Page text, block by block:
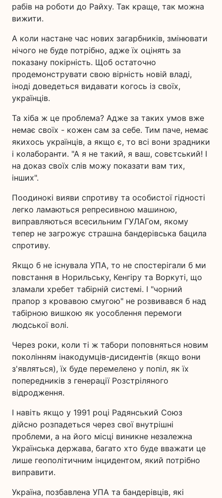
рабів на роботи до Райху. Так краще, так можна
вижити.
А коли настане час нових загарбників, змінювати
нічого не буде потрібно, адже їх оцінять за
показану покірність. Щоб остаточно
продемонструвати свою вірність новій владі,
іноді доведеться видавати когось із своїх,
українців.
Та хіба ж це проблема? Адже за таких умов вже
немає своїх - кожен сам за себе. Тим паче, немає
якихось українців, а якщо є, то всі вони зрадники
і колаборанти. "А я не такий, я ваш, совєтський! І
на доказ своїх слів можу показати вам тих,
інших".
Поодинокі вияви спротиву та особистої гідності
легко ламаються репресивною машиною,
виправляються всесильним ГУЛАГом, якому
тепер не загрожує страшна бандерівська бацила
спротиву.
Якщо б не існувала УПА, то не спостерігали б ми
повстання в Норильську, Кенгіру та Воркуті, що
зламали хребет табірній системі. І "чорний
прапор з кровавою смугою" не розвивався б над
табірною вишкою як уособлення перемоги
людської волі.
Через роки, коли ті ж табори поповняться новим
поколінням інакодумців-дисидентів (якщо вони
з'являться), їх буде перемелено у попіл, як їх
попередників з генерації Розстріляного
відродження.
І навіть якщо у 1991 році Радянський Союз
дійсно розпадеться через свої внутрішні
проблеми, а на його місці виникне незалежна
Українська держава, багато хто буде вважати це
лише геополітичним інцидентом, який потрібно
виправити.
Україна, позбавлена УПА та бандерівців, які